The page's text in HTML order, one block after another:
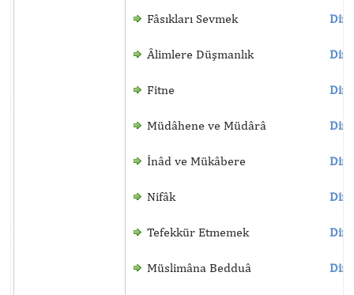
Fâsıkları Sevmek
Âlimlere Düşmanlık
Fitne
Müdâhene ve Müdârâ
İnâd ve Mükâbere
Nifâk
Tefekkür Etmemek
Müslimâna Bedduâ